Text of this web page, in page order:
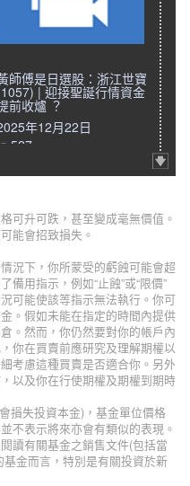
師傅是日選股：浙江世寶
| 迎接聖誕行情資金
前收爐 ？
年12月22日
527
可升可跌，甚至變成毫無價值。
能會招致損失。
況下，你所蒙受的虧蝕可能會超
用指示，例如“止蝕”或“限價”
可能使該等指示無法執行。你可
。假如未能在指定的時間內提供
。然而，你仍然要對你的帳戶內
你在買賣前應研究及理解期權以
考慮這種買賣是否適合你。另外
以及你在行使期權及期權到期時
損失投資本金)，基金單位價格
不表示將來亦會有類似的表現。
讀有關基金之銷售文件(包括當
金而言，特別是有關投資於新